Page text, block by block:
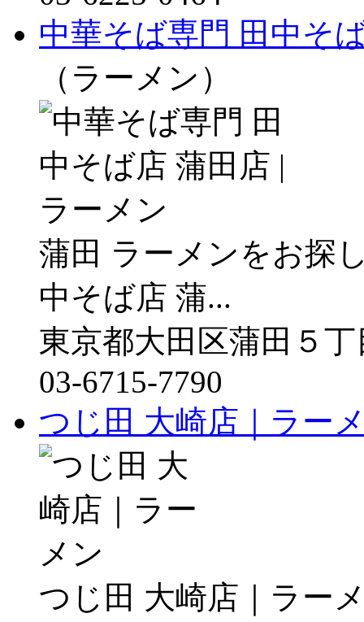
中華そば専門 田中そ
（ラーメン）
蒲田 ラーメンをお探
中そば店 蒲...
東京都大田区蒲田５
03-6715-7790
つじ田 大崎店｜ラー
つじ田 大崎店｜ラー